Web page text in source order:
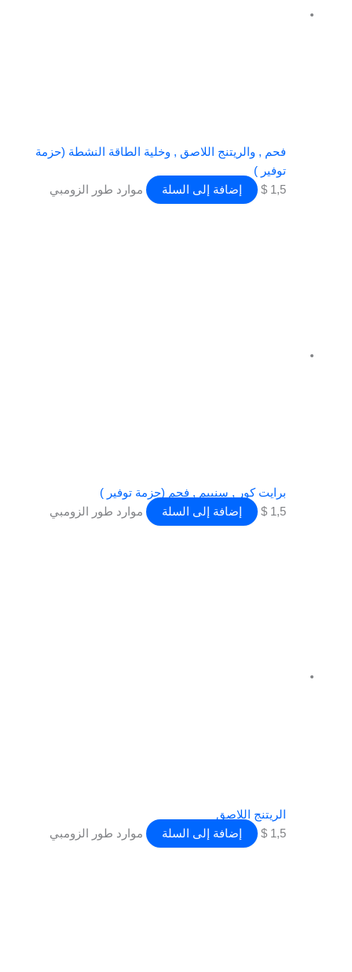
فحم , والريتنج اللاصق , وخلية الطاقة النشطة (حزمة
توفير )
1,5
$ إضافة إلى السلة موارد طور الزومبي
برايت كور , سنبيم , فحم (حزمة توفير )
1,5
$ إضافة إلى السلة موارد طور الزومبي
الريتنج اللاصق
1,5
$ إضافة إلى السلة موارد طور الزومبي